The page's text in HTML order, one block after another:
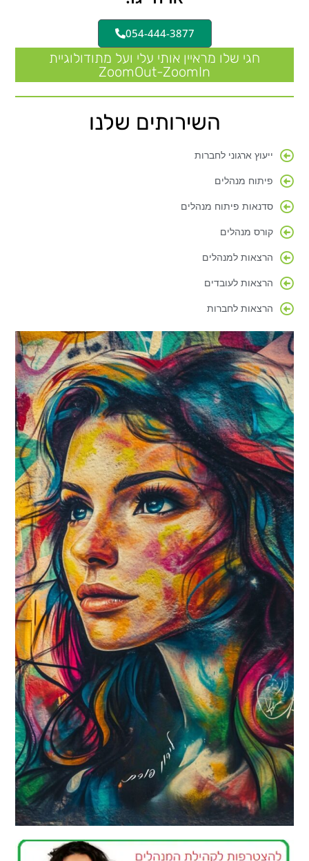
054-444-3877
חגי שלו מראיין אותי עלי ועל מתודולוגיית
ZoomOut-ZoomIn
השירותים שלנו
ייעוץ ארגוני לחברות
פיתוח מנהלים
סדנאות פיתוח מנהלים
קורס מנהלים
הרצאות למנהלים
הרצאות לעובדים
הרצאות לחברות